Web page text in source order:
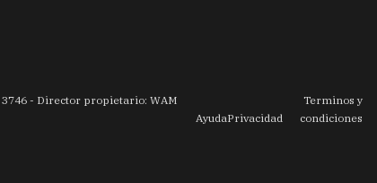
3746 - Director propietario: WAM
AyudaPrivacidad
Terminos y
condiciones